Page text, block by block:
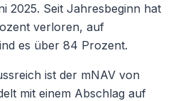
2025. Seit Jahresbeginn hat
verloren, auf
es über 84 Prozent.
ist der mNAV von
mit einem Abschlag auf